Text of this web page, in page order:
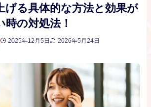
げる具体的な方法と効果が
時の対処法！
2025年12月5日 2026年5月24日